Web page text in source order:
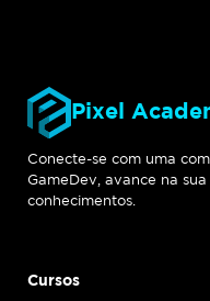
Pixel
Conecte-se com uma
GameDev, avance na
conhecimentos.
Cursos